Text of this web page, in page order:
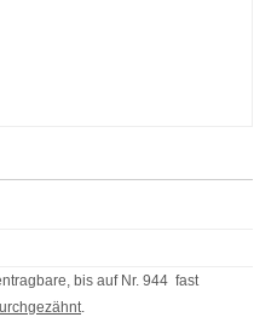
bis auf Nr. 944 fast
.